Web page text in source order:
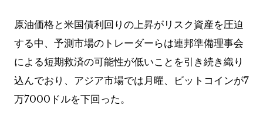
原油価格と米国債利回りの上昇がリスク資産を圧迫
する中、予測市場のトレーダーらは連邦準備理事会
による短期救済の可能性が低いことを引き続き織り
込んでおり、アジア市場では月曜、ビットコインが7
万7000ドルを下回った。